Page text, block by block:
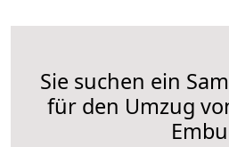
Sie suchen ein
für den Umzug
Embu